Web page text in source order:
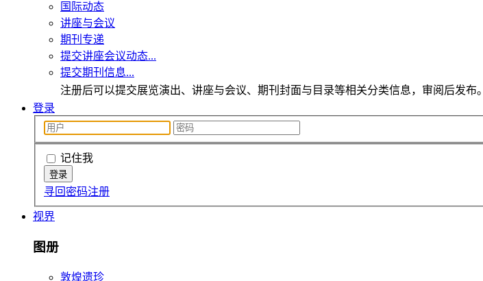
国际动态
讲座与会议
期刊专递
提交讲座会议动态...
提交期刊信息...
注册后可以提交展览演出、讲座与会议、期刊封面与目录等相关分类信息，审阅后发布。
登录
记住我
寻回密码注册
视界
图册
敦煌遗珍